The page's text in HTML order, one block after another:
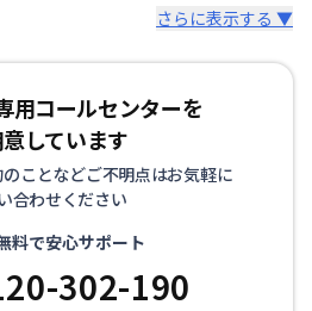
さらに表示する ▼
用コールセンターを
しています
ことなどご不明点はお気軽に
合わせください
料で安心サポート
302-190